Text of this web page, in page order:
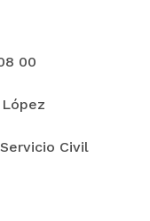
00
Civil